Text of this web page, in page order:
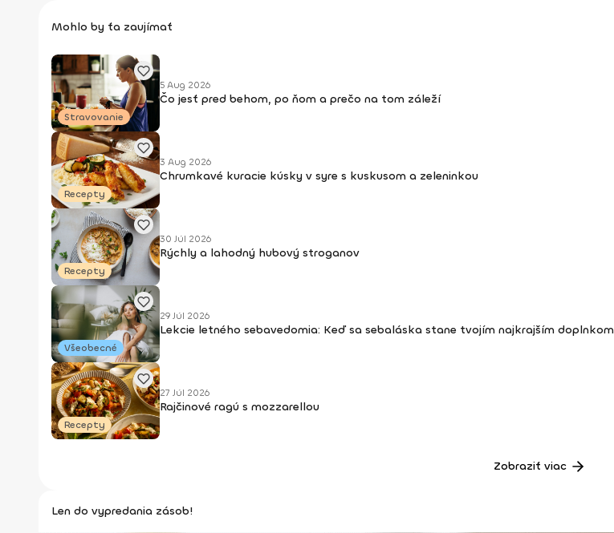
Mohlo by ťa zaujímať
Stravovanie
5 Aug 2026
Čo jesť pred behom, po ňom a prečo na tom záleží
Recepty
3 Aug 2026
Chrumkavé kuracie kúsky v syre s kuskusom a zeleninkou
Recepty
30 Júl 2026
Rýchly a lahodný hubový stroganov
Všeobecné
29 Júl 2026
Lekcie letného sebavedomia: Keď sa sebaláska stane tvojím najkrajším doplnkom
Recepty
27 Júl 2026
Rajčinové ragú s mozzarellou
Zobraziť viac
Len do vypredania zásob!